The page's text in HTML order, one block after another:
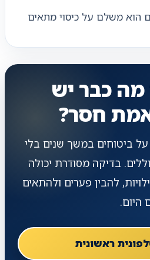
הוא משלם על כיסוי מתאים
כבר יש
חסר?
ביטוחים במשך שנים בלי
בדיקה מסודרת יכולה
להבין פערים ולהתאים
היום.
ראשונית